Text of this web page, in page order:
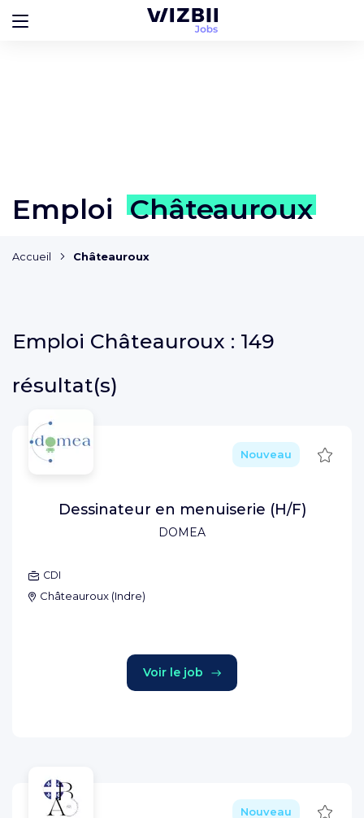
Emploi Châteauroux
Accueil Châteauroux
Emploi Châteauroux : 149
résultat(s)
DOMEA
Nouveau
Dessinateur en menuiserie (H/F)
CDI
Châteauroux (Indre)
Voir le job
Nouveau